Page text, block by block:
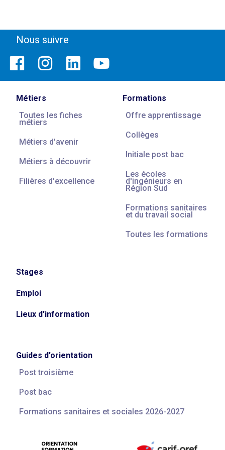
Nous suivre
Métiers
Toutes les fiches
métiers
Métiers d'avenir
Métiers à découvrir
Filières d'excellence
Formations
Offre apprentissage
Collèges
Initiale post bac
Les écoles
d'ingénieurs en
Région Sud
Formations sanitaires
et du travail social
Toutes les formations
Stages
Emploi
Lieux d'information
Guides d'orientation
Post troisième
Post bac
Formations sanitaires et sociales 2026-2027